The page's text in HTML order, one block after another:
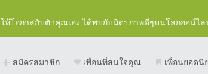
ให้โอกาสกับตัวคุณเอง ได้พบกับมิตรภาพดีๆบนโลกออน์ไล
สมัครสมาชิก เพื่อนที่สนใจคุณ เพื่อนยอดนิ